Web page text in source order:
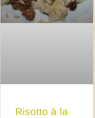
Risotto à la